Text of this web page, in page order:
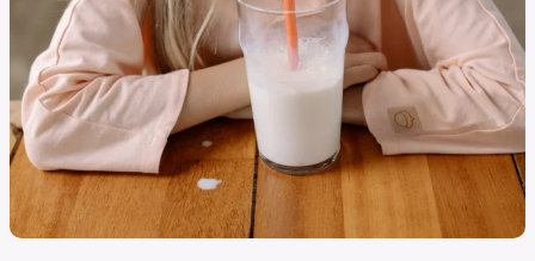
intolerantes
conseguem
consumir